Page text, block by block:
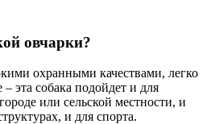
овчарки?
охранными качествами, легко
эта собака подойдет и для
или сельской местности, и
и для спорта.